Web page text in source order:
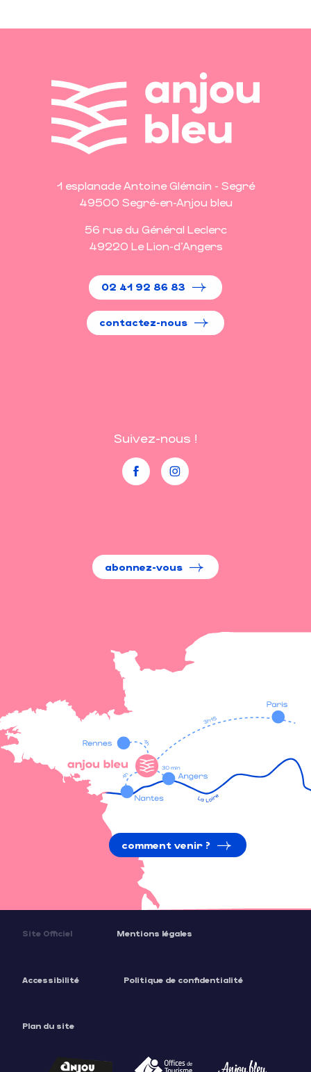
Description
1 esplanade Antoine Glémain - Segré
49500 Segré-en-Anjou bleu
56 rue du Général Leclerc
49220 Le Lion-d'Angers
02 41 92 86 83
contactez-nous
Suivez-nous !
abonnez-vous
comment venir ?
Site Officiel Mentions légales
Accessibilité Politique de confidentialité
Plan du site